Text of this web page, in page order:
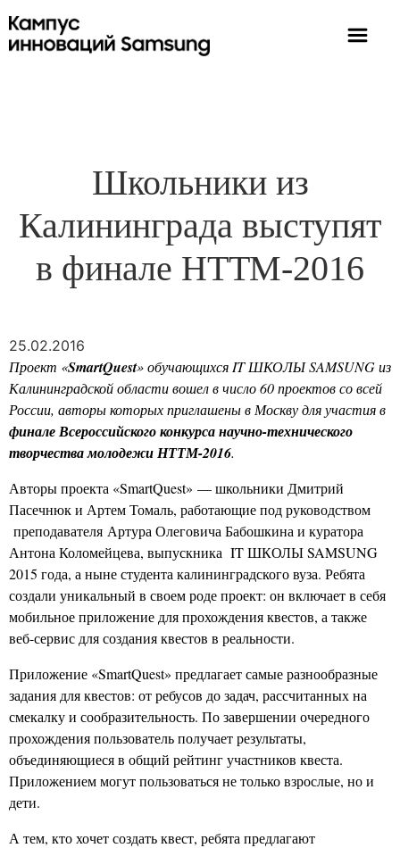
Школьники из
Калининграда выступят
в финале НТТМ-2016
25.02.2016
Проект «SmartQuest» обучающихся IT ШКОЛЫ SAMSUNG из
Калининградской области вошел в число 60 проектов со всей
России, авторы которых приглашены в Москву для участия в
финале Всероссийского конкурса научно-технического
творчества молодежи НТТМ-2016.
Авторы проекта «SmartQuest» — школьники Дмитрий
Пасечнюк и Артем Томаль, работающие под руководством
преподавателя Артура Олеговича Бабошкина и куратора
Антона Коломейцева, выпускника IT ШКОЛЫ SAMSUNG
2015 года, а ныне студента калининградского вуза. Ребята
создали уникальный в своем роде проект: он включает в себя
мобильное приложение для прохождения квестов, а также
веб-сервис для создания квестов в реальности.
Приложение «SmartQuest» предлагает самые разнообразные
задания для квестов: от ребусов до задач, рассчитанных на
смекалку и сообразительность. По завершении очередного
прохождения пользователь получает результаты,
объединяющиеся в общий рейтинг участников квеста.
Приложением могут пользоваться не только взрослые, но и
дети.
А тем, кто хочет создать квест, ребята предлагают